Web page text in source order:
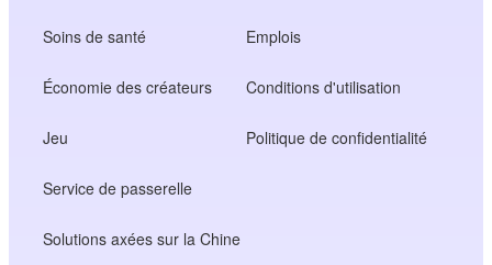
Soins de santé
Économie des créateurs
Jeu
Service de passerelle
Solutions axées sur la Chine
Emplois
Conditions d'utilisation
Politique de confidentialité